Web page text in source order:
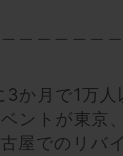
3か月で1万人
ントが東京
屋でのリバ